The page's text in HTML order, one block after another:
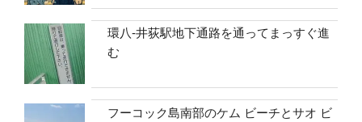
環八-井荻駅地下通路を通ってまっすぐ進
む
フーコック島南部のケム ビーチとサオ ビ